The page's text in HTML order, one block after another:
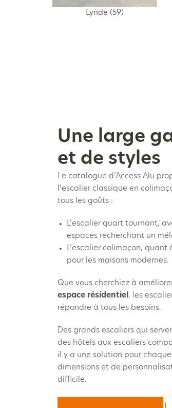
Lynde (59)
Une large
et de styles
Le catalogue d’Access Alu
l’escalier classique en
tous les goûts :
L’escalier quart tournant,
espaces recherchant un
L’escalier colimaçon,
pour les maisons modernes.
Que vous cherchiez à
espace résidentiel , les
répondre à tous les besoins.
Des grands escaliers qui
des hôtels aux escaliers
il y a une solution pour
dimensions et de
difficile.